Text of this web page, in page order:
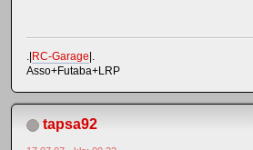
.| RC-Garage |.
Asso+Futaba+LRP
tapsa92